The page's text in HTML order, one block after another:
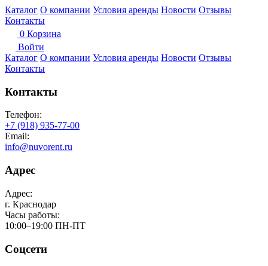
Каталог О компании Условия аренды Новости Отзывы
Контакты
0 Корзина
Войти
Каталог О компании Условия аренды Новости Отзывы
Контакты
Контакты
Телефон:
+7 (918) 935-77-00
Email:
info@nuvorent.ru
Адрес
Адрес:
г. Краснодар
Часы работы:
10:00–19:00 ПН-ПТ
Соцсети